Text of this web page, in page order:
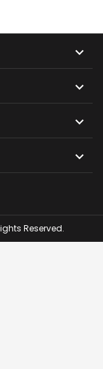




Reserved.